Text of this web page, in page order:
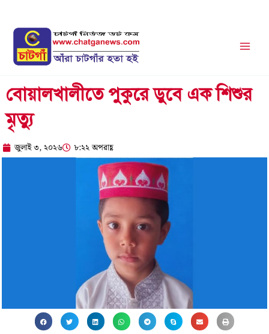
content
বোয়ালখালীতে পুকুরে ডুবে এক শিশুর
মৃত্যু
জুলাই ৩, ২০২৬ ৮:২২ অপরাহ্ণ